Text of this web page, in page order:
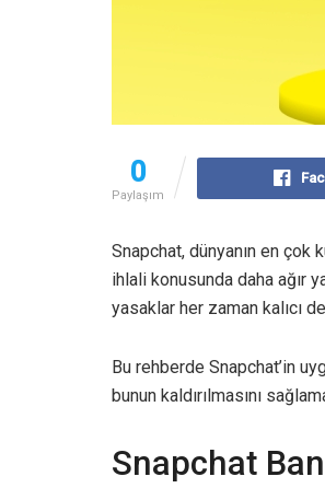
0
Paylaşım
Snapchat, dünyanın en çok
ihlali konusunda daha ağır
yasaklar her zaman kalıcı
Bu rehberde Snapchat’in
bunun kaldırılmasını
Snapchat